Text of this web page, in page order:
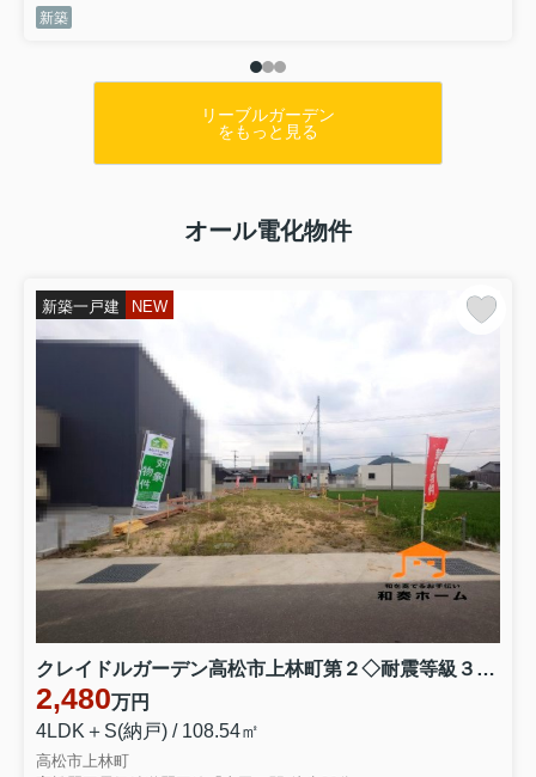
新築
リーブルガーデン
をもっと見る
オール電化物件
新築一戸建 NEW
クレイドルガーデン高松市上林町第２◇耐震等級３取得の地震に強いオール電化住宅です！ １号棟
2,480万円
4LDK＋S(納戸) / 108.54㎡
高松市上林町